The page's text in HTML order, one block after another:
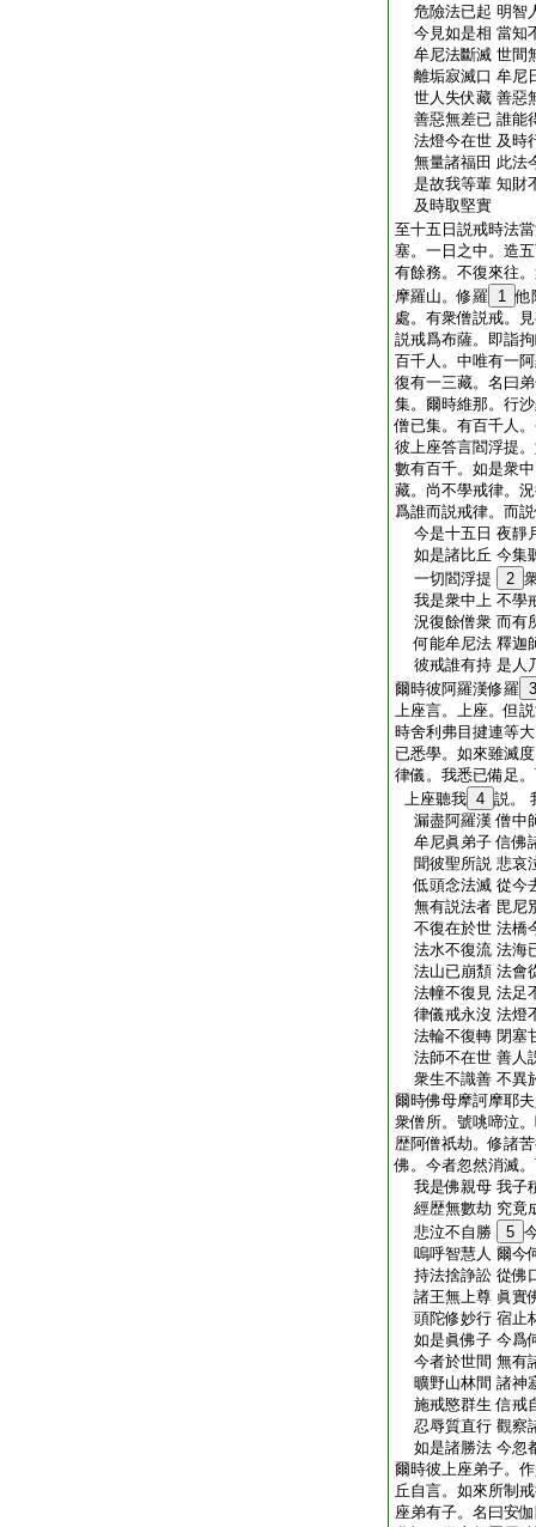
危險法已起 明智
今見如是相 當知
牟尼法斷滅 世間
離垢寂滅口 牟尼
世人失伏藏 善惡
善惡無差已 誰能
法燈今在世 及時
無量諸福田 此法
是故我等輩 知財
及時取堅實
至十五日説戒時法
塞。一日之中。造
有餘務。不復來往
摩羅山。修羅 1 他
處。有衆僧説戒。
説戒爲布薩。即詣
百千人。中唯有一
復有一三藏。名曰
集。爾時維那。行
僧已集。有百千人
彼上座答言閻浮提
數有百千。如是衆
藏。尚不學戒律。
爲誰而説戒律。而
今是十五日 夜靜
如是諸比丘 今集
一切閻浮提
2
我是衆中上 不學
況復餘僧衆 而有
何能牟尼法 釋迦
彼戒誰有持 是人
爾時彼阿羅漢修羅 3
上座言。上座。但
時舍利弗目揵連等
已悉學。如來雖滅
律儀。我悉已備足
上座聽我 4 説。
漏盡阿羅漢 僧中
牟尼眞弟子 信佛
聞彼聖所説 悲哀
低頭念法滅 從今
無有説法者 毘尼
不復在於世 法橋
法水不復流 法海
法山已崩頽 法會
法幢不復見 法足
律儀戒永沒 法燈
法輪不復轉 閉塞
法師不在世 善人
衆生不識善 不異
爾時佛母摩訶摩耶
衆僧所。號咷啼泣
歴阿僧祇劫。修諸
佛。今者忽然消滅
我是佛親母 我子
經歴無數劫 究竟
悲泣不自勝
5
嗚呼智慧人 爾今
持法捨諍訟 從佛
諸王無上尊 眞實
頭陀修妙行 宿止
如是眞佛子 今爲
今者於世間 無有
曠野山林間 諸神
施戒愍群生 信戒
忍辱質直行 觀察
如是諸勝法 今忽
爾時彼上座弟子。
丘自言。如來所制
座弟有子。名曰安